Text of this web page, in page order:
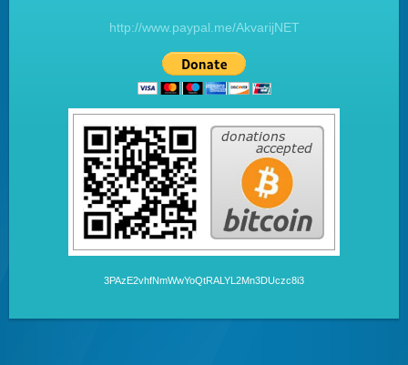
http://www.paypal.me/AkvarijNET
3PAzE2vhfNmWwYoQtRALYL2Mn3DUczc8i3